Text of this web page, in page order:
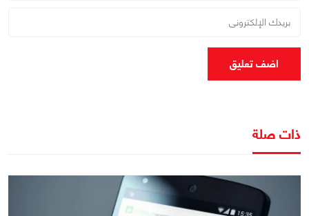
اضف تعليق
ذات صلة